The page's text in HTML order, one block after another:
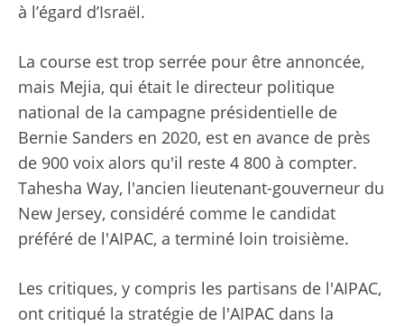
à l’égard d’Israël.
La course est trop serrée pour être annoncée,
mais Mejia, qui était le directeur politique
national de la campagne présidentielle de
Bernie Sanders en 2020, est en avance de près
de 900 voix alors qu'il reste 4 800 à compter.
Tahesha Way, l'ancien lieutenant-gouverneur du
New Jersey, considéré comme le candidat
préféré de l'AIPAC, a terminé loin troisième.
Les critiques, y compris les partisans de l'AIPAC,
ont critiqué la stratégie de l'AIPAC dans la